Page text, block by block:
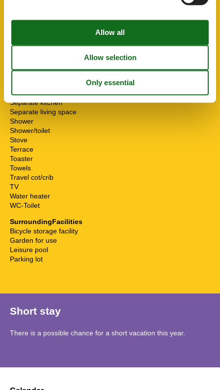
Kitchen (pantry/mini)
Mini-Bar
Possibility of freezing
Seating group
Separate kitchen
Separate living space
Shower
Shower/toilet
Stove
Terrace
Toaster
Towels
Travel cot/crib
TV
Water heater
WC-Toilet
SurroundingFacilities
Bicycle storage facility
Garden for use
Leisure pool
Parking lot
Short stay
There is a possible chance for a short vacation this year.